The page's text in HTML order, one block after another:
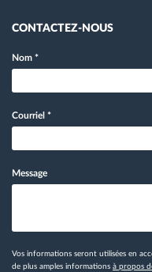
CONTACTEZ-NOUS
Nom *
Courriel *
Message
Vos informations seront utilisées en
de plus amples informations à propos